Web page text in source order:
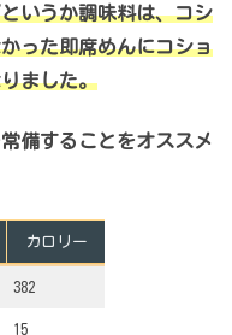
いうか調味料は、コシ
った即席めんにコショ
ました。
備することをオススメ
カロリー
382
15